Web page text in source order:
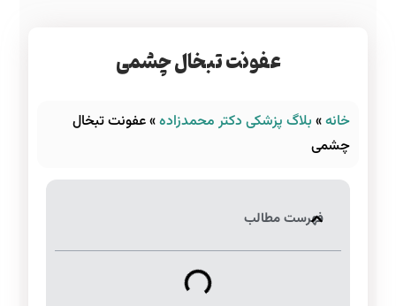
عفونت تبخال چشمی
خانه» بلاگ پزشکی دکتر محمدزاده»عفونت تبخال
چشمی
فهرست مطالب